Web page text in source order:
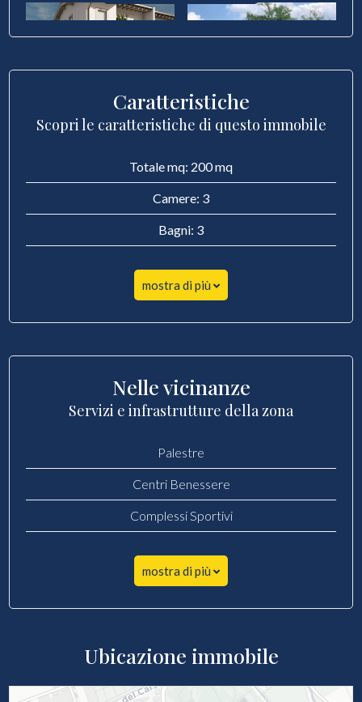
Caratteristiche
Scopri le caratteristiche di questo immobile
Totale mq: 200 mq
Camere: 3
Bagni: 3
mostra di più
Nelle vicinanze
Servizi e infrastrutture della zona
Palestre
Centri Benessere
Complessi Sportivi
mostra di più
Ubicazione immobile